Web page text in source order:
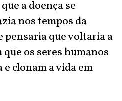
a doença se
nos tempos da
pensaria que voltaria a
os seres humanos
clonam a vida em